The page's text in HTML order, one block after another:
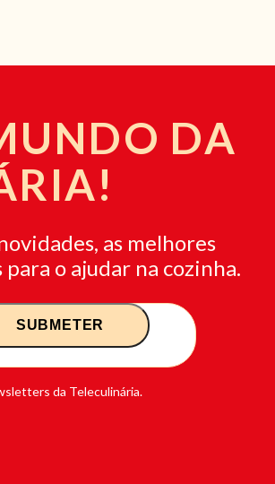
DA
as melhores
o ajudar na cozinha.
da Teleculinária.